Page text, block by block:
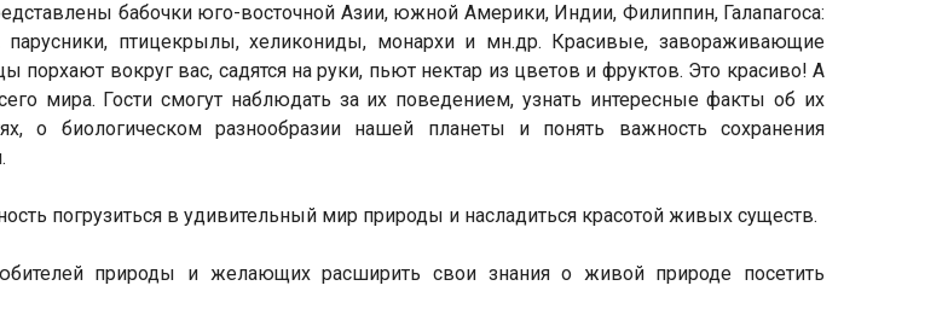
бабочки юго-восточной Азии, южной Америки, Индии, Филиппин, Галапагоса:
парусники, птицекрылы, хеликониды, монархи и мн.др. Красивые, завораживающие
порхают вокруг вас, садятся на руки, пьют нектар из цветов и фруктов. Это красиво! А
мира. Гости смогут наблюдать за их поведением, узнать интересные факты об их
о биологическом разнообразии нашей планеты и понять важность сохранения
погрузиться в удивительный мир природы и насладиться красотой живых существ.
природы и желающих расширить свои знания о живой природе посетить